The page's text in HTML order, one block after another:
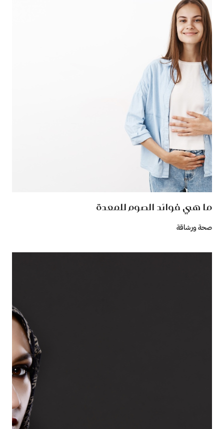
ما هي فوائد الصوم للمعدة
صحة ورشاقة